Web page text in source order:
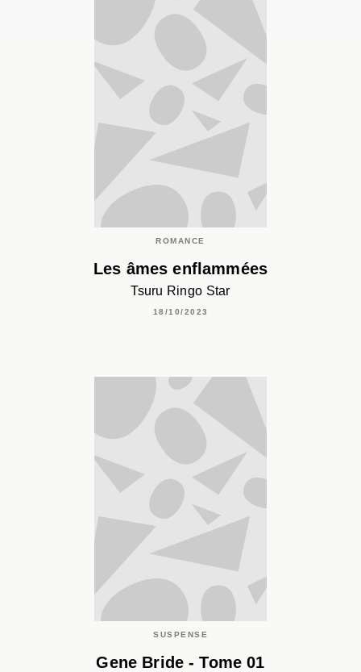
ROMANCE
Les âmes enflammées
Tsuru Ringo Star
18/10/2023
SUSPENSE
Gene Bride - Tome 01